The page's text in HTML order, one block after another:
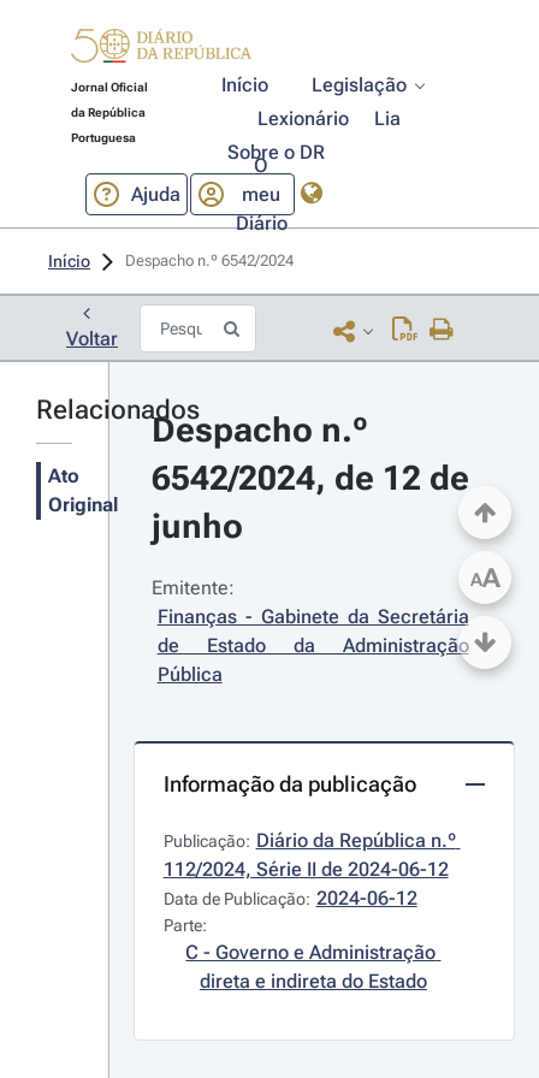
Jornal Oficial
da República
Portuguesa
Início
Legislação
Lexionário
Lia
Sobre o DR
Ajuda
O
meu
Diário
Início Despacho n.º 6542/2024
Voltar
Relacionados
Ato
Original
Despacho n.º
6542/2024, de 12 de
junho
Emitente:
Finanças - Gabinete da Secretária
de Estado da Administração
Pública
Informação da publicação
Publicação: Diário da República n.º
112/2024, Série II de 2024-06-12
Data de Publicação: 2024-06-12
Parte:
C - Governo e Administração
direta e indireta do Estado
AA